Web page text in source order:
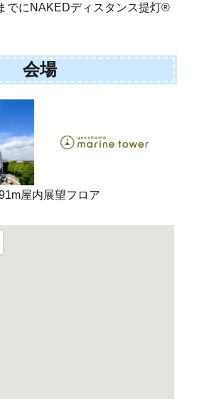
でにNAKEDディスタンス提灯®
会場
屋内展望フロア